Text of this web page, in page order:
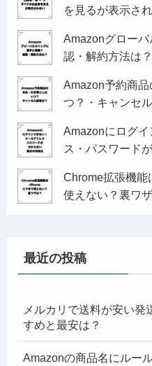
を見るが表示さ
Amazonグロー
認・解約方法は？
Amazon予約商
つ？・キャンセ
Amazonにログ
ス・パスワード
Chrome拡張機
使えない？裏ワ
最近の投稿
メルカリで送料が安い発
すめと最安は？
Amazonの商品名にルー